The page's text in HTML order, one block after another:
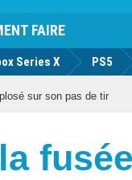
FAIRE
Series X PS5
sur son pas de tir